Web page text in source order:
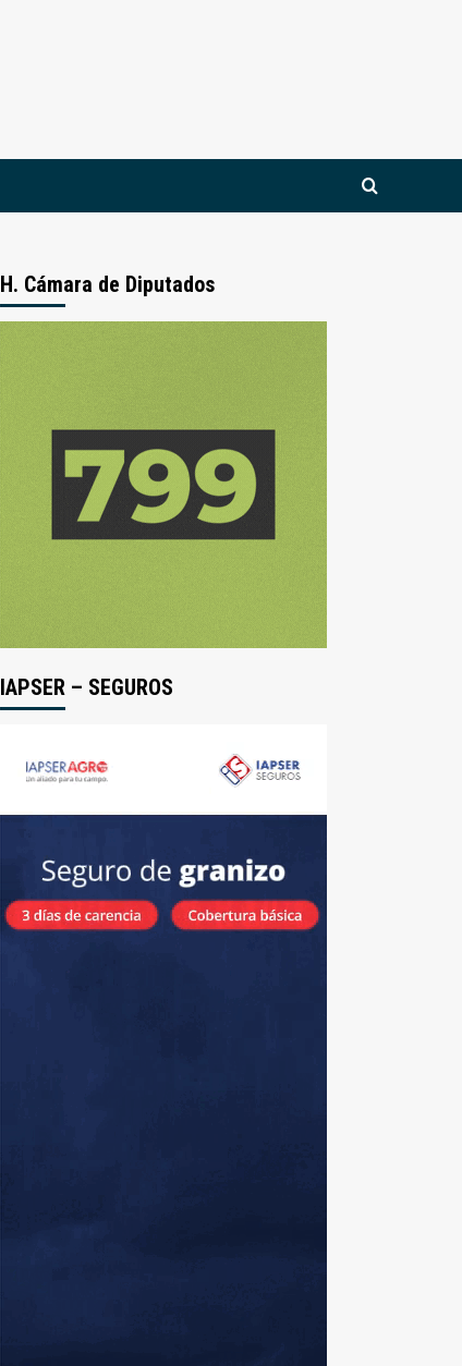
H. Cámara de Diputados
IAPSER – SEGUROS